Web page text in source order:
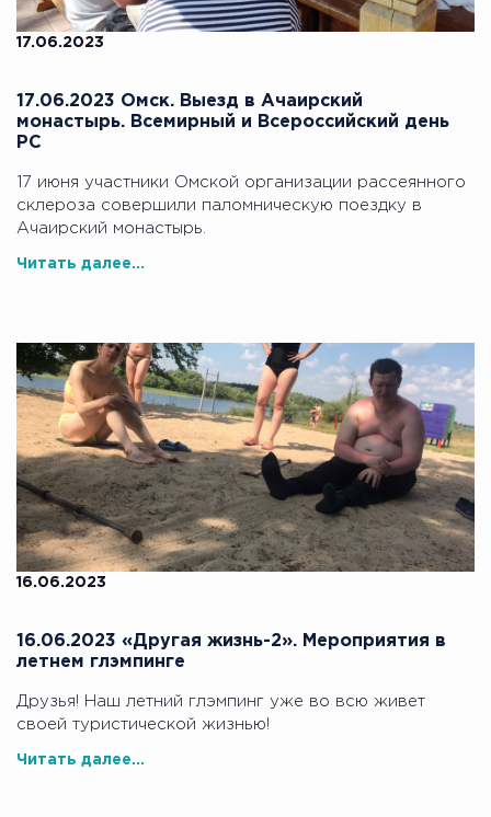
17.06.2023
17.06.2023 Омск. Выезд в Ачаирский
монастырь. Всемирный и Всероссийский день
РС
17 июня участники Омской организации рассеянного
склероза совершили паломническую поездку в
Ачаирский монастырь.
Читать далее...
16.06.2023
16.06.2023 «Другая жизнь-2». Мероприятия в
летнем глэмпинге
Друзья! Наш летний глэмпинг уже во всю живет
своей туристической жизнью!
Читать далее...